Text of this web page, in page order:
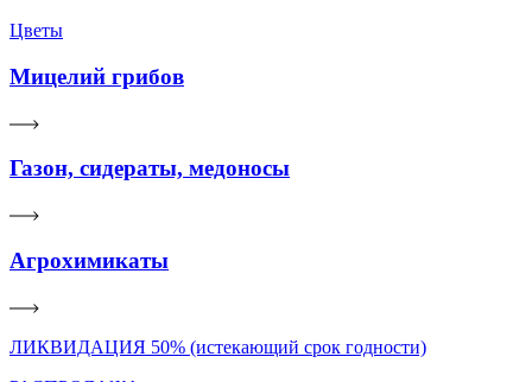
Цветы
Мицелий грибов
Газон, сидераты, медоносы
Агрохимикаты
ЛИКВИДАЦИЯ 50% (истекающий срок годности)